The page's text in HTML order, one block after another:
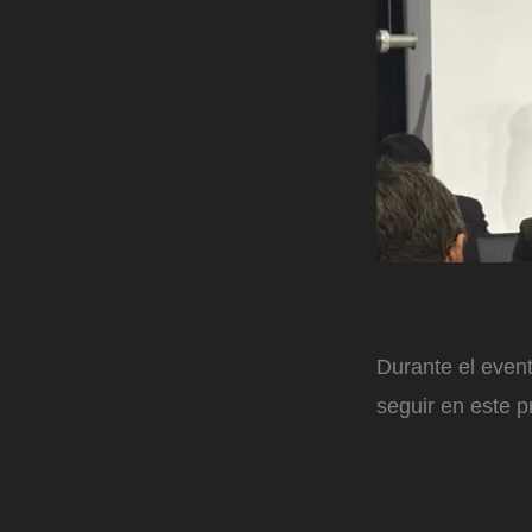
Durante el
seguir en este